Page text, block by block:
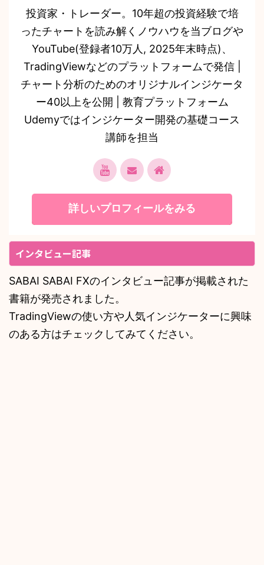
投資家・トレーダー。10年超の投資経験で培
ったチャートを読み解くノウハウを当ブログや
YouTube(登録者10万人, 2025年末時点)、
TradingViewなどのプラットフォームで発信 |
チャート分析のためのオリジナルインジケータ
ー40以上を公開 | 教育プラットフォーム
Udemyではインジケーター開発の基礎コース
講師を担当
詳しいプロフィールをみる
インタビュー記事
SABAI SABAI FXのインタビュー記事が掲載された
書籍が発売されました。
TradingViewの使い方や人気インジケーターに興味
のある方はチェックしてみてください。